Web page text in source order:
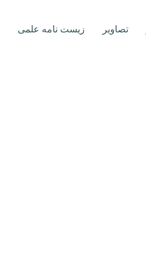
تصاویر زیست نامه علمی